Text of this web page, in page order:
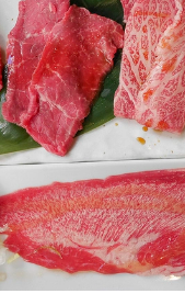
桌了，送餐速度算是快
沙拉，還有肉盤不一
4種和牛，我看google